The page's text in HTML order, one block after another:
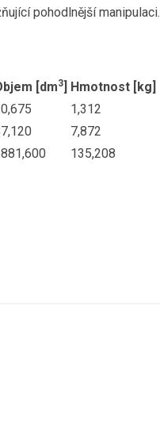
pohodlnější manipulaci.
[dm3] Hmotnost [kg]
1,312
7,872
135,208